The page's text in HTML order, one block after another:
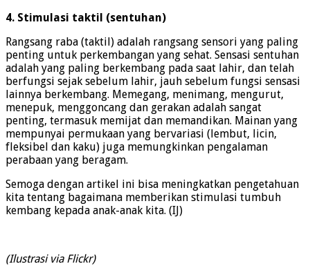
4. Stimulasi taktil (sentuhan)
Rangsang raba (taktil) adalah rangsang sensori yang paling
penting untuk perkembangan yang sehat. Sensasi sentuhan
adalah yang paling berkembang pada saat lahir, dan telah
berfungsi sejak sebelum lahir, jauh sebelum fungsi sensasi
lainnya berkembang. Memegang, menimang, mengurut,
menepuk, menggoncang dan gerakan adalah sangat
penting, termasuk memijat dan memandikan. Mainan yang
mempunyai permukaan yang bervariasi (lembut, licin,
fleksibel dan kaku) juga memungkinkan pengalaman
perabaan yang beragam.
Semoga dengan artikel ini bisa meningkatkan pengetahuan
kita tentang bagaimana memberikan stimulasi tumbuh
kembang kepada anak-anak kita. (IJ)
(Ilustrasi via Flickr)